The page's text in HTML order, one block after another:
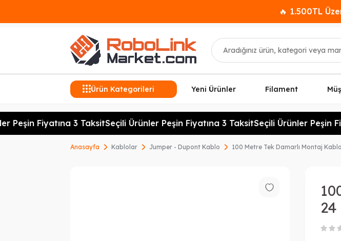
🔥 1.500TL
Ara
Ürün Kategorileri Yeni Ürünler Filament
Peşin Fiyatına 3 TaksitSeçili Ürünler Peşin Fiyatına 3 TaksitSeçili Ürünler Peşin
Anasayfa Kablolar Jumper - Dupont Kablo 100 Metre Tek Damarlı Montaj
24